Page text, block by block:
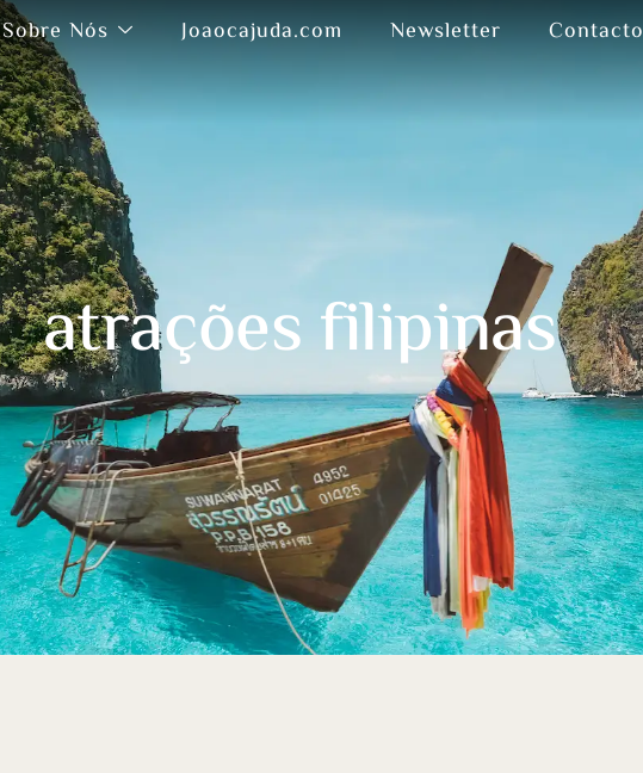
Sobre Nós Joaocajuda.com Newsletter Contacto
atrações filipinas